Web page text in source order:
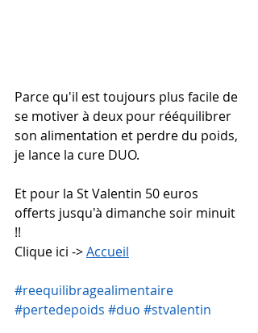
Parce qu'il est toujours plus facile de
se motiver à deux pour rééquilibrer
son alimentation et perdre du poids,
je lance la cure DUO.
Et pour la St Valentin 50 euros
offerts jusqu'à dimanche soir minuit
!!
Clique ici -> Accueil
#reequilibragealimentaire
#pertedepoids #duo #stvalentin